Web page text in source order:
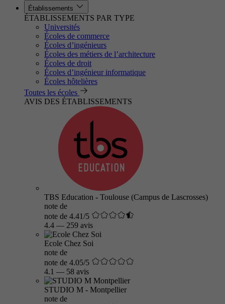
Établissements
ÉTABLISSEMENTS PAR TYPE
Universités
Écoles de commerce
Écoles d’ingénieurs
Écoles des métiers de l’architecture
Écoles de droit
Écoles d’ingénieur informatique
Écoles hôtelières
Toutes les écoles
AVIS DES ÉTABLISSEMENTS
TBS Education - Toulouse (Campus de Lascrosses)
note de
note de 4.41/5
4.4 — 259 avis
Ecole Chez Soi
note de
note de 4.05/5
4.1 — 58 avis
STUDIO M - Montpellier
note de